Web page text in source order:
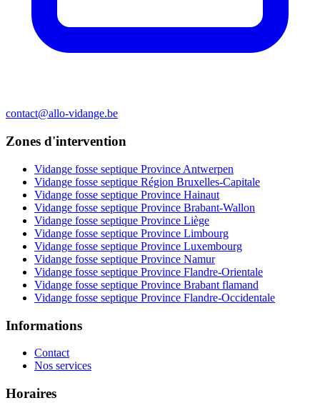
contact@allo-vidange.be
Zones d'intervention
Vidange fosse septique Province Antwerpen
Vidange fosse septique Région Bruxelles-Capitale
Vidange fosse septique Province Hainaut
Vidange fosse septique Province Brabant-Wallon
Vidange fosse septique Province Liège
Vidange fosse septique Province Limbourg
Vidange fosse septique Province Luxembourg
Vidange fosse septique Province Namur
Vidange fosse septique Province Flandre-Orientale
Vidange fosse septique Province Brabant flamand
Vidange fosse septique Province Flandre-Occidentale
Informations
Contact
Nos services
Horaires